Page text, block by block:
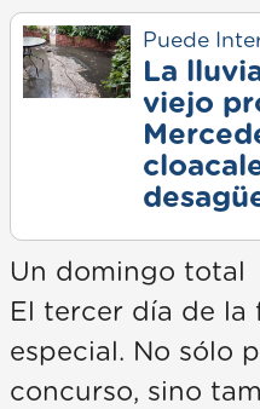
Puede
La
viejo
Un domingo total
El tercer día de la
especial. No sólo
concurso, sino